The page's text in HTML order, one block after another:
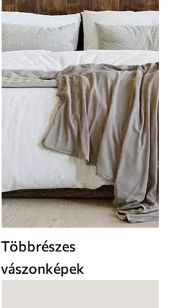
Többrészes
vászonképek